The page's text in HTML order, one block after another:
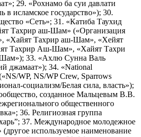
29. «Рохнамо ба суи давлати
в исламское государство»); 30.
«Сеть»; 31. «Катиба Таухид
Тахрир аш-Шам» («Организация
«Хайят Тахрир аш-Шам», «Хейят
Тахрир Аш-Шам», «Хайят Тахри
33. «Ахлю Сунна Валь
джамаат»); 34. «National
WP, NS/WP Crew, Sparrows
социализм/Белая сила, власть»);
созданное Мальцевым В.В.
общественного
36. Религиозная группа
37. Международное молодежное
используемое наименование